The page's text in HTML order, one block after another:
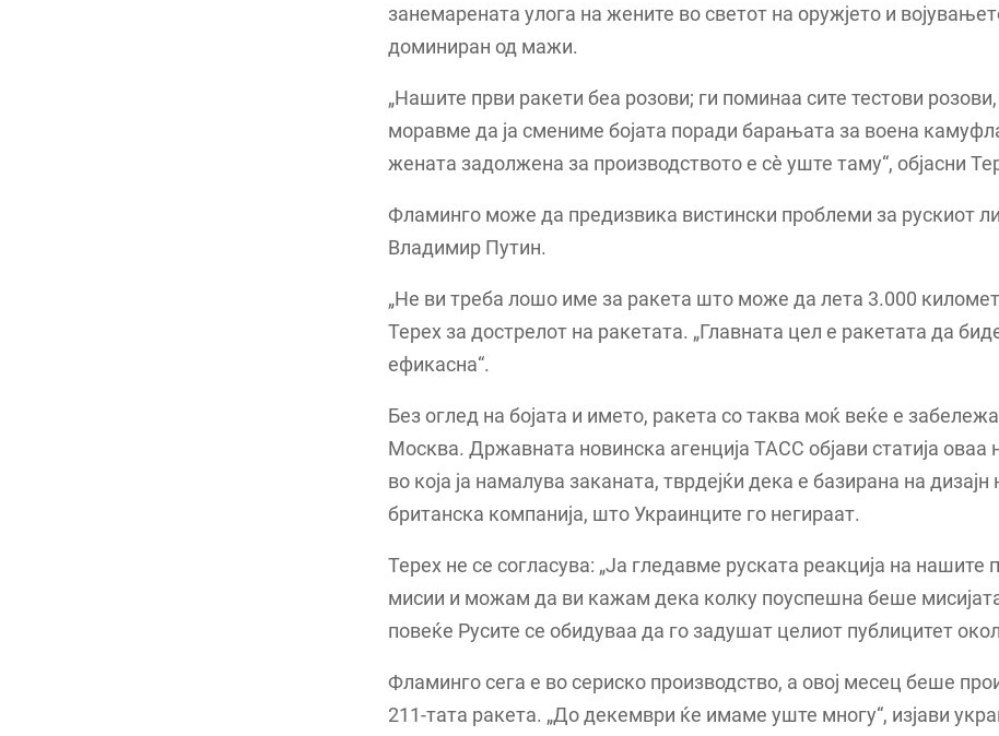
занемарената улога на жените во светот на оружјето и
доминиран од мажи.
„Нашите први ракети беа розови; ги поминаа сите тестови
моравме да ја смениме бојата поради барањата за воена
жената задолжена за производството е сè уште таму“, објасни
Фламинго може да предизвика вистински проблеми за рускиот
Владимир Путин.
„Не ви треба лошо име за ракета што може да лета 3.000
Терех за дострелот на ракетата. „Главната цел е ракетата да
ефикасна“.
Без оглед на бојата и името, ракета со таква моќ веќе е
Москва. Државната новинска агенција ТАСС објави статија оваа
во која ја намалува заканата, тврдејќи дека е базирана на дизајн
британска компанија, што Украинците го негираат.
Терех не се согласува: „Ја гледавме руската реакција на нашите
мисии и можам да ви кажам дека колку поуспешна беше
повеќе Русите се обидуваа да го задушат целиот публицитет
Фламинго сега е во сериско производство, а овој месец беше
211-тата ракета. „До декември ќе имаме уште многу“, изјави